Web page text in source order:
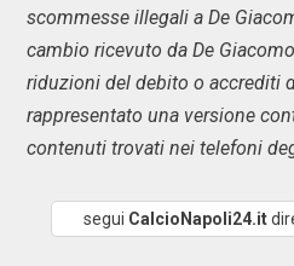
scommesse illegali a De
cambio ricevuto da De
riduzioni del debito o accrediti
rappresentato una versione
contenuti trovati nei telefoni
segui CalcioNapoli24.it